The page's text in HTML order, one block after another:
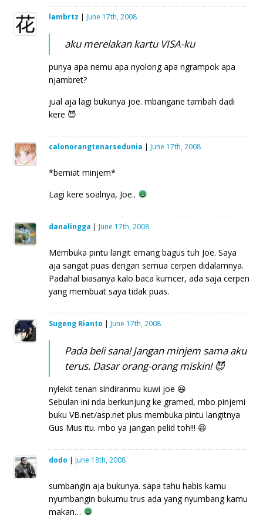
lambrtz | June 17th, 2008
aku merelakan kartu VISA-ku
punya apa nemu apa nyolong apa ngrampok apa
njambret?
jual aja lagi bukunya joe. mbangane tambah dadi
kere 😈
calonorangtenarsedunia | June 17th, 2008
*berniat minjem*
Lagi kere soalnya, Joe..
danalingga | June 17th, 2008
Membuka pintu langit emang bagus tuh Joe. Saya
aja sangat puas dengan semua cerpen didalamnya.
Padahal biasanya kalo baca kumcer, ada saja cerpen
yang membuat saya tidak puas.
Sugeng Rianto | June 17th, 2008
Pada beli sana! Jangan minjem sama aku
terus. Dasar orang-orang miskin! 😈
nylekit tenan sindiranmu kuwi joe 😆
Sebulan ini nda berkunjung ke gramed, mbo pinjemi
buku VB.net/asp.net plus membuka pintu langitnya
Gus Mus itu. mbo ya jangan pelid toh!!! 😆
dodo | June 18th, 2008
sumbangin aja bukunya. sapa tahu habis kamu
nyumbangin bukumu trus ada yang nyumbang kamu
makan…